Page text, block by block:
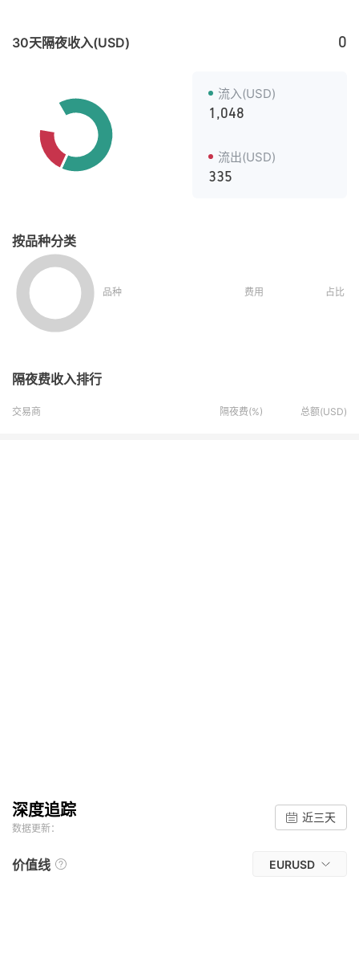
30天隔夜收入(USD) 0
流入(USD)
1,048
流出(USD)
335
按品种分类
品种 费用 占比
隔夜费收入排行
交易商 隔夜费(%) 总额(USD)
深度追踪
数据更新：
近三天
价值线 EURUSD